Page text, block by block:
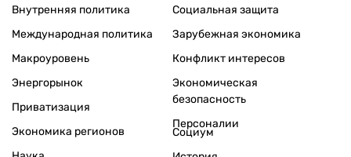
Внутренняя политика
Международная политика
Макроуровень
Энергорынок
Приватизация
Экономика регионов
Социальная защита
Зарубежная экономика
Конфликт интересов
Экономическая
безопасность
Персоналии
Социум